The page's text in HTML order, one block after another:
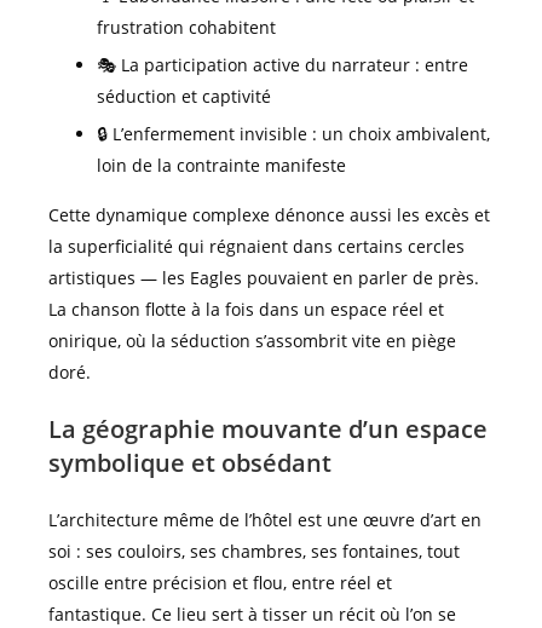
frustration cohabitent
🎭 La participation active du narrateur : entre
séduction et captivité
🔒 L’enfermement invisible : un choix ambivalent,
loin de la contrainte manifeste
Cette dynamique complexe dénonce aussi les excès et
la superficialité qui régnaient dans certains cercles
artistiques — les Eagles pouvaient en parler de près.
La chanson flotte à la fois dans un espace réel et
onirique, où la séduction s’assombrit vite en piège
doré.
La géographie mouvante d’un espace
symbolique et obsédant
L’architecture même de l’hôtel est une œuvre d’art en
soi : ses couloirs, ses chambres, ses fontaines, tout
oscille entre précision et flou, entre réel et
fantastique. Ce lieu sert à tisser un récit où l’on se